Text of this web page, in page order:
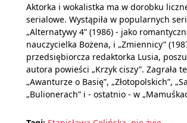
Aktorka i wokalistka ma w dorobku
serialowe. Wystąpiła w popularnych
„Alternatywy 4” (1986) - jako
nauczycielka Bożena, i „Zmiennicy”
przedsiębiorcza redaktorka Lusia,
autora powieści „Krzyk ciszy”. Zagrała
„Awanturze o Basię”, „Złotopolskich”,
„Bulionerach” i - ostatnio - w